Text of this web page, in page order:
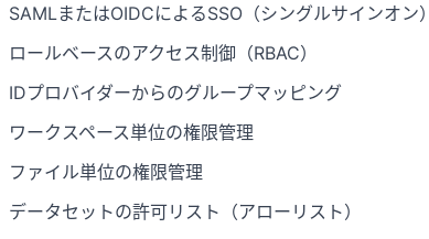
SAMLまたはOIDCによるSSO（シングルサインオン）
ロールベースのアクセス制御（RBAC）
IDプロバイダーからのグループマッピング
ワークスペース単位の権限管理
ファイル単位の権限管理
データセットの許可リスト（アローリスト）